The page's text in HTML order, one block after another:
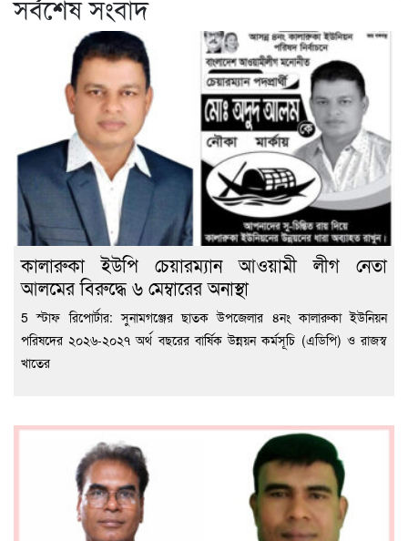
সর্বশেষ সংবাদ
কালারুকা ইউপি চেয়ারম্যান আওয়ামী লীগ নেতা
আলমের বিরুদ্ধে ৬ মেম্বারের অনাস্থা
5 স্টাফ রিপোর্টার: সুনামগঞ্জের ছাতক উপজেলার ৪নং কালারুকা ইউনিয়ন
পরিষদের ২০২৬-২০২৭ অর্থ বছরের বার্ষিক উন্নয়ন কর্মসূচি (এডিপি) ও রাজস্ব
খাতের